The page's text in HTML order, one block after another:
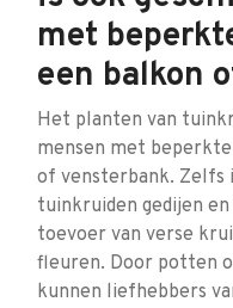
met
een balkon
Het planten van
mensen met
of vensterbank. Zelfs
tuinkruiden gedijen
toevoer van verse
fleuren. Door potten
kunnen liefhebbers